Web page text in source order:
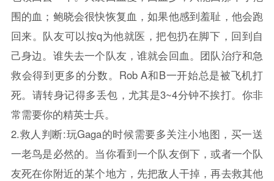
围的血；鲍晓会很快恢复血，如果他感到羞耻，他会跑
回来。队友可以按q为他就医，把包扔在脚下，回到自
己身边。谁失去一个队友，谁就会回血。团队治疗和急
救会得到更多的分数。Rob A和B一开始总是被飞机打
死。请转身记得多丢包，尤其是3~4分钟不挨打。你非
常需要你的精英士兵。
2.救人判断:玩Gaga的时候需要多关注小地图，买一送
一老鸟是必然的。当你看到一个队友倒下，或者一个队
友死在你附近的某个地方，先把敌人干掉，再去救其他